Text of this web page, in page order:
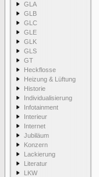
GLA
GLB
GLC
GLE
GLK
GLS
GT
Heckflosse
Heizung & Lüftung
Historie
Individualisierung
Infotainment
Interieur
Internet
Jubiläum
Konzern
Lackierung
Literatur
LKW